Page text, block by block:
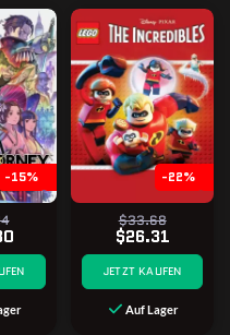
-15% -22%
$33.68
$26.31
JETZT KAUFEN
Auf Lager